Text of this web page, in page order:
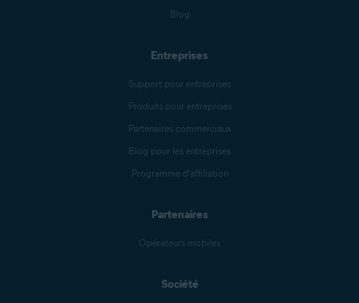
Blog
Entreprises
Support pour entreprises
Produits pour entreprises
Partenaires commerciaux
Blog pour les entreprises
Programme d’affiliation
Partenaires
Opérateurs mobiles
Société